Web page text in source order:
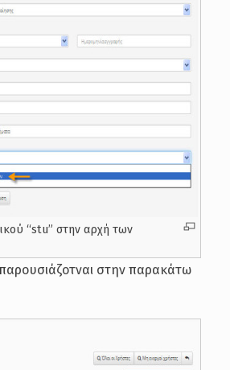
“stu” στην αρχή των
στην παρακάτω